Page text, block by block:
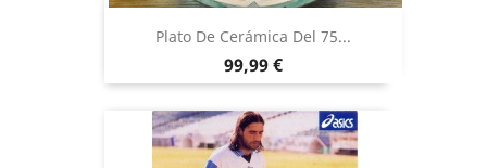
Plato De Cerámica Del 75...
Precio
99,99 €